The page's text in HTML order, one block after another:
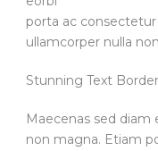
porta ac
ullamcorper nulla
Stunning Text
Maecenas sed
non magna. Etiam